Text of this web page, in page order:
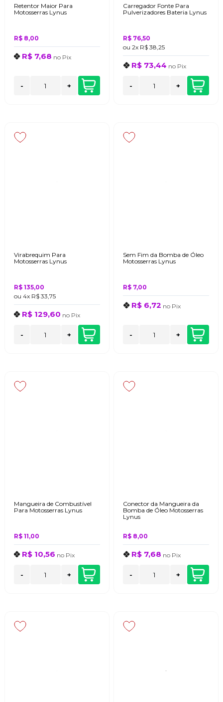
Retentor Maior Para
Motosserras Lynus
R$ 8,00
R$ 7,68 no Pix
- +
Carregador Fonte Para
Pulverizadores Bateria Lynus
R$ 76,50
ou 2x R$ 38,25
R$ 73,44 no Pix
- +
Virabrequim Para
Motosserras Lynus
R$ 135,00
ou 4x R$ 33,75
R$ 129,60 no Pix
- +
Sem Fim da Bomba de Óleo
Motosserras Lynus
R$ 7,00
R$ 6,72 no Pix
- +
Mangueira de Combustível
Para Motosserras Lynus
R$ 11,00
R$ 10,56 no Pix
- +
Conector da Mangueira da
Bomba de Óleo Motosserras
Lynus
R$ 8,00
R$ 7,68 no Pix
- +